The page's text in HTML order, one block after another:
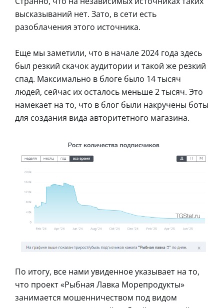
высказываний нет. Зато, в сети есть
разоблачения этого источника.
Еще мы заметили, что в начале 2024 года здесь
был резкий скачок аудитории и такой же резкий
спад. Максимально в блоге было 14 тысяч
людей, сейчас их осталось меньше 2 тысяч. Это
намекает на то, что в блог были накручены боты
для создания вида авторитетного магазина.
По итогу, все нами увиденное указывает на то,
что проект «Рыбная Лавка Морепродукты»
занимается мошенничеством под видом